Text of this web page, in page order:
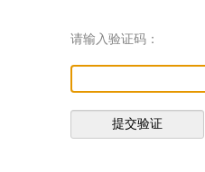
请输入验证码：